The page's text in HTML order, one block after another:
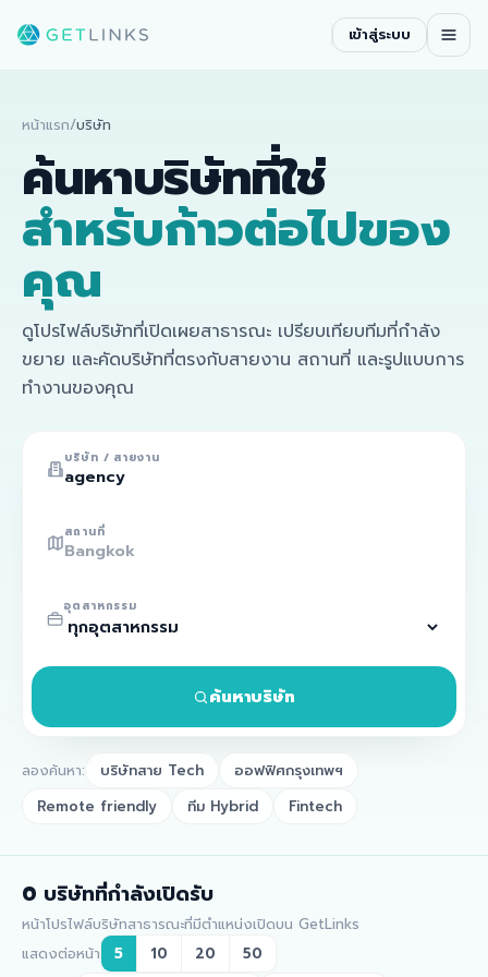
เข้าสู่ระบบ
หน้าแรก/บริษัท
ค้นหาบริษัทที่ใช่
สำหรับก้าวต่อไปของ
คุณ
ดูโปรไฟล์บริษัทที่เปิดเผยสาธารณะ เปรียบเทียบทีมที่กำลัง
ขยาย และคัดบริษัทที่ตรงกับสายงาน สถานที่ และรูปแบบการ
ทำงานของคุณ
บริษัท / สายงาน
สถานที่
อุตสาหกรรม
ค้นหาบริษัท
ลองค้นหา: บริษัทสาย Tech
ออฟฟิศกรุงเทพฯ
Remote friendly
ทีม Hybrid Fintech
0 บริษัทที่กำลังเปิดรับ
หน้าโปรไฟล์บริษัทสาธารณะที่มีตำแหน่งเปิดบน GetLinks
แสดงต่อหน้า
5 10 20 50